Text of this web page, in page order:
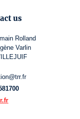
us
Rolland
Varlin